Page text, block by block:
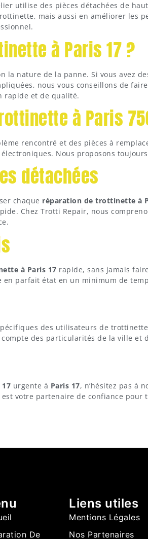
utilise des pièces détachées de
mais aussi en améliorer les
à Paris 17 ?
la nature de la panne. Si vous avez
nous vous conseillons de
rapide et de qualité.
à Paris
rencontré et des pièces à
Nous proposons
détachées
chaque réparation de trottinette à
Chez Trotti Repair, nous
à Paris 17 rapide, sans jamais
en parfait état en un minimum de
des utilisateurs de
des particularités de la ville et
urgente à Paris 17, n’hésitez pas à
votre partenaire de confiance pour
De
Liens utiles
Mentions Légales
Nos Partenaires